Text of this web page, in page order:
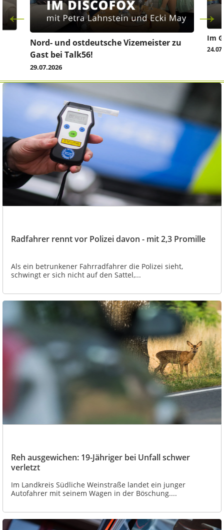
Nord- und ostdeutsche Vizemeister zu
Gast bei Talk56!
29.07.2026
Im
Radfahrer rennt vor Polizei davon - mit 2,3 Promille
Als ein betrunkener Fahrradfahrer die Polizei sieht,
schwingt er sich nicht auf den Sattel,...
Reh ausgewichen: 19-Jähriger bei Unfall schwer
verletzt
Im Landkreis Südliche Weinstraße landet ein junger
Autofahrer mit seinem Wagen in der Böschung....